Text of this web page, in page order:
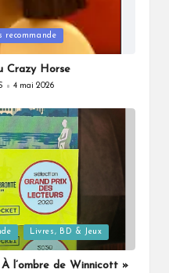
recommande
Crazy Horse
4 mai 2026
Livres, BD & Jeux
l’ombre de Winnicott »